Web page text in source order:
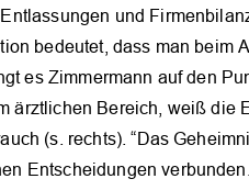
und
bedeutet, dass man
es Zimmermann auf den
ärztlichen Bereich, weiß die
(s. rechts). “Das
Entscheidungen